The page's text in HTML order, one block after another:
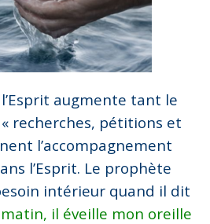
augmente tant le
recherches, pétitions et
l’accompagnement
l’Esprit. Le prophète
intérieur quand il dit
il éveille mon oreille